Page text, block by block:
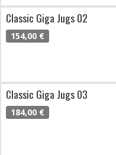
Classic Giga Jugs 02
154,00 €
Classic Giga Jugs 03
184,00 €